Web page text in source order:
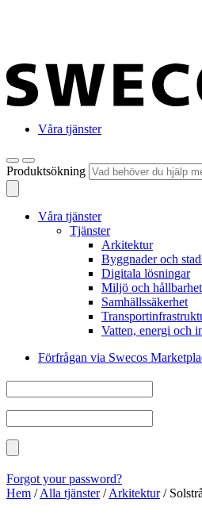
Våra tjänster
Produktsökning
Våra tjänster
Tjänster
Arkitektur
Byggnader och
Digitala lösningar
Miljö och hållbarhet
Samhällssäkerhet
Vatten, energi och
Förfrågan via Swecos
Forgot your password?
Hem /Alla tjänster/Arkitektur/